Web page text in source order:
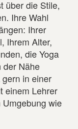
über die Stile,
Ihre Wahl
Ihrer
Ihrem Alter,
die Yoga
der Nähe
in einer
einem Lehrer
wie